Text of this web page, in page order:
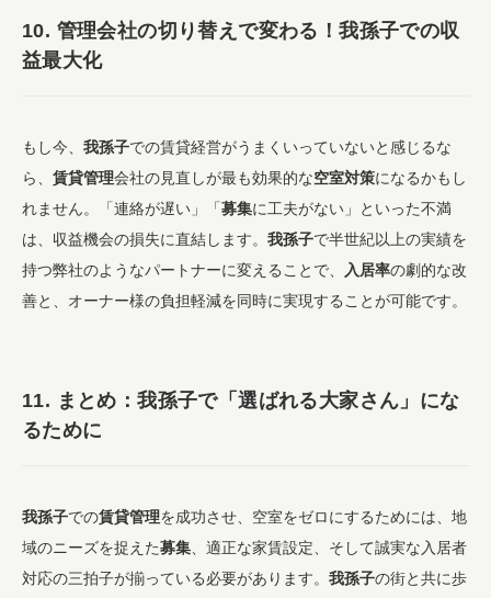
10. 管理会社の切り替えで変わる！我孫子での収
益最大化
もし今、 我孫子での賃貸経営がうまくいっていないと感じるな
ら、 賃貸管理会社の見直しが最も効果的な空室対策になるかもし
れません。「連絡が遅い」「募集に工夫がない」といった不満
は、収益機会の損失に直結します。 我孫子で半世紀以上の実績を
持つ弊社のようなパートナーに変えることで、
入居率の劇的な改
善と、オーナー様の負担軽減を同時に実現することが可能です。
11. まとめ：我孫子で「選ばれる大家さん」にな
るために
我孫子での賃貸管理を成功させ、空室をゼロにするためには、地
域のニーズを捉えた募集 、適正な家賃設定、そして誠実な入居者
対応の三拍子が揃っている必要があります。 我孫子の街と共に歩